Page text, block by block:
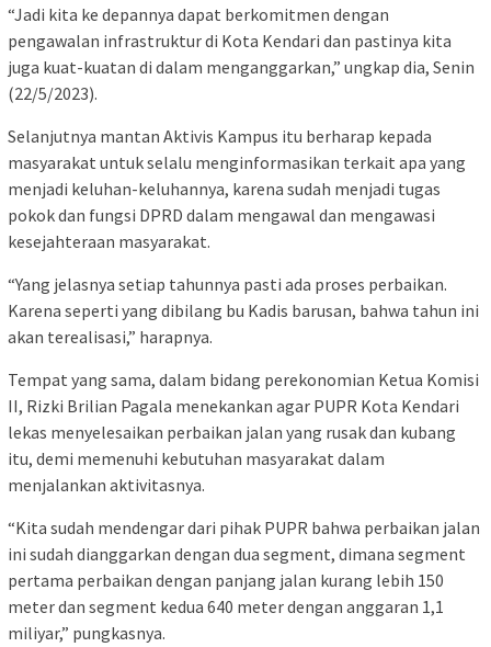
“Jadi kita ke depannya dapat berkomitmen dengan
pengawalan infrastruktur di Kota Kendari dan pastinya kita
juga kuat-kuatan di dalam menganggarkan,” ungkap dia, Senin
(22/5/2023).
Selanjutnya mantan Aktivis Kampus itu berharap kepada
masyarakat untuk selalu menginformasikan terkait apa yang
menjadi keluhan-keluhannya, karena sudah menjadi tugas
pokok dan fungsi DPRD dalam mengawal dan mengawasi
kesejahteraan masyarakat.
“Yang jelasnya setiap tahunnya pasti ada proses perbaikan.
Karena seperti yang dibilang bu Kadis barusan, bahwa tahun ini
akan terealisasi,” harapnya.
Tempat yang sama, dalam bidang perekonomian Ketua Komisi
II, Rizki Brilian Pagala menekankan agar PUPR Kota Kendari
lekas menyelesaikan perbaikan jalan yang rusak dan kubang
itu, demi memenuhi kebutuhan masyarakat dalam
menjalankan aktivitasnya.
“Kita sudah mendengar dari pihak PUPR bahwa perbaikan jalan
ini sudah dianggarkan dengan dua segment, dimana segment
pertama perbaikan dengan panjang jalan kurang lebih 150
meter dan segment kedua 640 meter dengan anggaran 1,1
miliyar,” pungkasnya.